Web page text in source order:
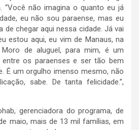
“Você não imagina o quanto eu já
eu não sou paraense, mas eu
chegar aqui nessa cidade. Já vai
estou aqui, eu vim de Manaus, na
de aluguel, para mim, é um
entre os paraenses e ser tão bem
É um orgulho imenso mesmo, não
sabe. De tanta felicidade.”,
gerenciadora do programa, de
maio, mais de 13 mil famílias, em